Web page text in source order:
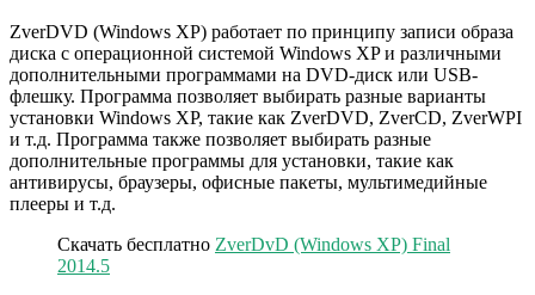
ZverDVD (Windows XP) работает по принципу записи образа
диска с операционной системой Windows XP и различными
дополнительными программами на DVD-диск или USB-
флешку. Программа позволяет выбирать разные варианты
установки Windows XP, такие как ZverDVD, ZverCD, ZverWPI
и т.д. Программа также позволяет выбирать разные
дополнительные программы для установки, такие как
антивирусы, браузеры, офисные пакеты, мультимедийные
плееры и т.д.
Скачать бесплатно ZverDvD (Windows XP) Final
2014.5